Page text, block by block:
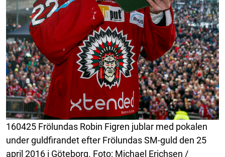
160425 Frölundas Robin Figren jublar med pokalen
under guldfirandet efter Frölundas SM-guld den 25
april 2016 i Göteborg. Foto: Michael Erichsen /